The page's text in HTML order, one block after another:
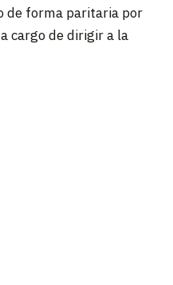
de forma paritaria por
cargo de dirigir a la